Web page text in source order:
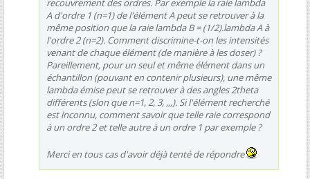
recouvrement des ordres. Par exemple la raie lambda
A d'ordre 1 (n=1) de l'élément A peut se retrouver à la
même position que la raie lambda B = (1/2).lambda A à
l'ordre 2 (n=2). Comment discrimine-t-on les intensités
venant de chaque élément (de manière à les doser) ?
Pareillement, pour un seul et même élément dans un
échantillon (pouvant en contenir plusieurs), une même
lambda émise peut se retrouver à des angles 2theta
différents (slon que n=1, 2, 3, ,,,). Si l'élément recherché
est inconnu, comment savoir que telle raie correspond
à un ordre 2 et telle autre à un ordre 1 par exemple ?
Merci en tous cas d'avoir déjà tenté de répondre